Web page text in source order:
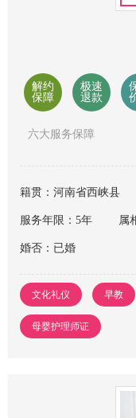
解约
保障
极速
退款
六大服务保障
籍贯：河南省西峡县
服务年限：5年 属
婚否：已婚
文化礼仪 早教
母婴护理师证